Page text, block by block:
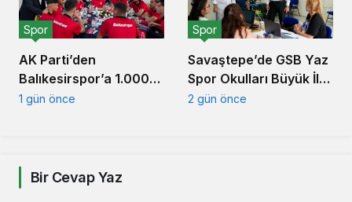
AK Parti’den
Balıkesirspor’a 1.000
Forma Desteği
Spor
1 gün önce
Savaştepe’de GSB Yaz
Spor Okulları Büyük İlgi
Gördü
Spor
2 gün önce
Bir Cevap Yaz